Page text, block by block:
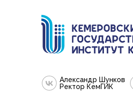
Александр Шунков
Ректор КемГИК